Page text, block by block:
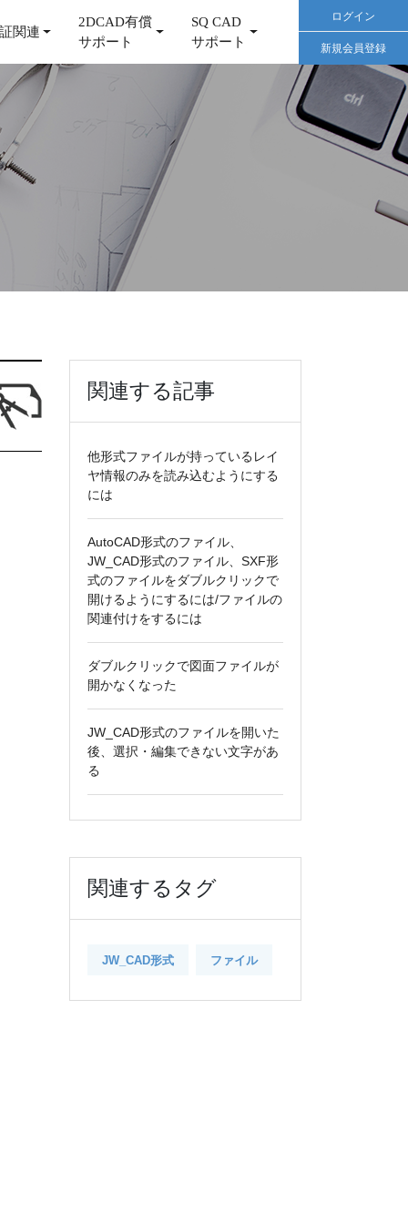
関連
2DCAD有償
サポート
SQ CAD
サポート
ログイン
新規会員登録
関連する記事
他形式ファイルが持っているレイ
ヤ情報のみを読み込むようにする
には
AutoCAD形式のファイル、
JW_CAD形式のファイル、SXF形
式のファイルをダブルクリックで
開けるようにするには/ファイルの
関連付けをするには
ダブルクリックで図面ファイルが
開かなくなった
JW_CAD形式のファイルを開いた
後、選択・編集できない文字があ
る
関連するタグ
JW_CAD形式 ファイル